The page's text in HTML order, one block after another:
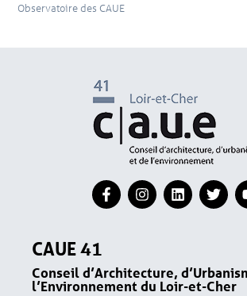
Observatoire des CAUE
CAUE 41
Conseil d’Architecture,
l’Environnement du Loir-et-Cher